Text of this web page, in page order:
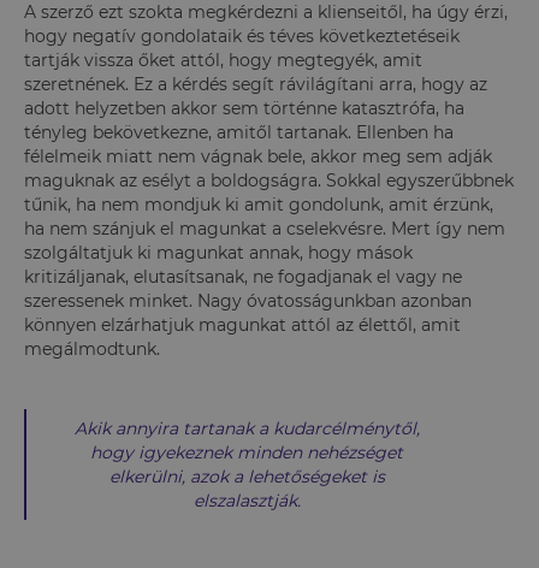
A szerző ezt szokta megkérdezni a klienseitől, ha úgy érzi,
hogy negatív gondolataik és téves következtetéseik
tartják vissza őket attól, hogy megtegyék, amit
szeretnének. Ez a kérdés segít rávilágítani arra, hogy az
adott helyzetben akkor sem történne katasztrófa, ha
tényleg bekövetkezne, amitől tartanak. Ellenben ha
félelmeik miatt nem vágnak bele, akkor meg sem adják
maguknak az esélyt a boldogságra. Sokkal egyszerűbbnek
tűnik, ha nem mondjuk ki amit gondolunk, amit érzünk,
ha nem szánjuk el magunkat a cselekvésre. Mert így nem
szolgáltatjuk ki magunkat annak, hogy mások
kritizáljanak, elutasítsanak, ne fogadjanak el vagy ne
szeressenek minket. Nagy óvatosságunkban azonban
könnyen elzárhatjuk magunkat attól az élettől, amit
megálmodtunk.
Akik annyira tartanak a kudarcélménytől,
hogy igyekeznek minden nehézséget
elkerülni, azok a lehetőségeket is
elszalasztják.